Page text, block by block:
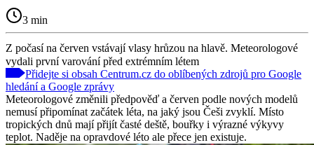
3 min
Z počasí na červen vstávají vlasy hrůzou na hlavě. Meteorologové
vydali první varování před extrémním létem
Přidejte si obsah Centrum.cz do oblíbených zdrojů pro Google
hledání a Google zprávy
Meteorologové změnili předpověď a červen podle nových modelů
nemusí připomínat začátek léta, na jaký jsou Češi zvyklí. Místo
tropických dnů mají přijít časté deště, bouřky i výrazné výkyvy
teplot. Naděje na opravdové léto ale přece jen existuje.